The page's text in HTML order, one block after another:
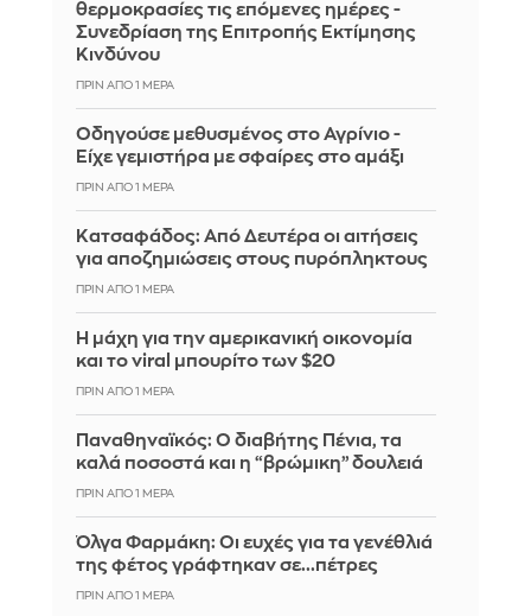
θερμοκρασίες τις επόμενες ημέρες -
Συνεδρίαση της Επιτροπής Εκτίμησης
Κινδύνου
ΠΡΙΝ ΑΠΌ 1 ΜΈΡΑ
Οδηγούσε μεθυσμένος στο Αγρίνιο -
Είχε γεμιστήρα με σφαίρες στο αμάξι
ΠΡΙΝ ΑΠΌ 1 ΜΈΡΑ
Κατσαφάδος: Από Δευτέρα οι αιτήσεις
για αποζημιώσεις στους πυρόπληκτους
ΠΡΙΝ ΑΠΌ 1 ΜΈΡΑ
Η μάχη για την αμερικανική οικονομία
και το viral μπουρίτο των $20
ΠΡΙΝ ΑΠΌ 1 ΜΈΡΑ
Παναθηναϊκός: Ο διαβήτης Πένια, τα
καλά ποσοστά και η “βρώμικη” δουλειά
ΠΡΙΝ ΑΠΌ 1 ΜΈΡΑ
Όλγα Φαρμάκη: Οι ευχές για τα γενέθλιά
της φέτος γράφτηκαν σε...πέτρες
ΠΡΙΝ ΑΠΌ 1 ΜΈΡΑ